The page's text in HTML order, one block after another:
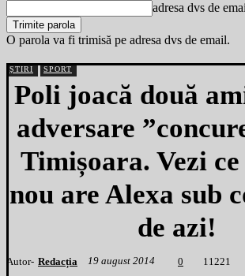
adresa dvs de
O parola va fi trimisă pe adresa dvs de email.
ȘTIRI SPORT
Poli joacă două
adversare
Timișoara. Vezi
nou are Alexa sub
de azi!
Autor- Redacția 19 august 2014 0 1 1221